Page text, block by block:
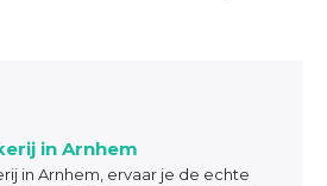
in Arnhem
in Arnhem, ervaar je de echte